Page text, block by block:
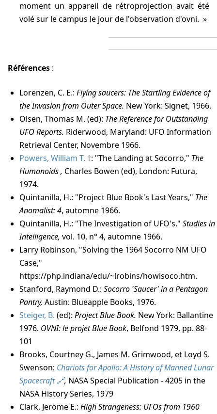
moment un appareil de rétroprojection avait été
volé sur le campus le jour de l'observation d'ovni.
Références :
Lorenzen, C. E.: Flying saucers: The Startling Evidence of
the Invasion from Outer Space. New York: Signet, 1966.
Olsen, Thomas M. (ed): The Reference for Outstanding
UFO Reports. Riderwood, Maryland: UFO Information
Retrieval Center, Novembre 1966.
Powers, William T.
: "The Landing at Socorro," The
Humanoids , Charles Bowen (ed), London: Futura,
1974.
Quintanilla, H.: "Project Blue Book's Last Years," The
Anomalist: 4, automne 1966.
Quintanilla, H.: "The Investigation of UFO's," Studies in
Intelligence, vol. 10, n° 4, automne 1966.
Larry Robinson, "Solving the 1964 Socorro NM UFO
Case,"
https://php.indiana/edu/~lrobins/howisoco.htm.
Stanford, Raymond D.: Socorro 'Saucer' in a Pentagon
Pantry, Austin: Blueapple Books, 1976.
Steiger, B. (ed): Project Blue Book. New York: Ballantine
1976. OVNI: le projet Blue Book, Belfond 1979, pp. 88-
101
Brooks, Courtney G., James M. Grimwood, et Loyd S.
Swenson: Chariots for Apollo: A History of Manned Lunar
Spacecraft
, NASA Special Publication - 4205 in the
NASA History Series, 1979
Clark, Jerome E.: High Strangeness: UFOs from 1960